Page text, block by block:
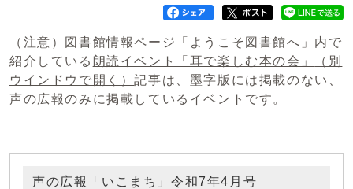
（注意）図書館情報ページ「ようこそ図書館へ」内で
紹介している 朗読イベント「耳で楽しむ本の会」
（別
ウインドウで開く）記事は、墨字版には掲載のない、
声の広報のみに掲載しているイベントです。
声の広報「いこまち」令和7年4月号